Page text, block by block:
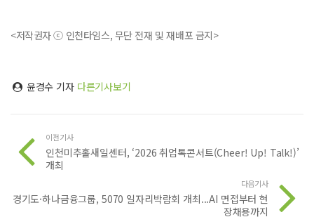
<저작권자 ⓒ 인천타임스, 무단 전재 및 재배포 금지>
윤경수 기자 다른기사보기
이전기사
인천미추홀새일센터, ‘2026 취업톡콘서트(Cheer! Up! Talk!)’
개최
다음기사
경기도·하나금융그룹, 5070 일자리박람회 개최...AI 면접부터 현
장채용까지